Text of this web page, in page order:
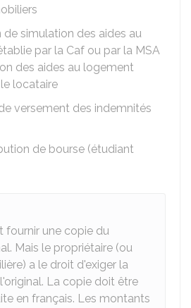
simulation des aides au
par la Caf ou par la MSA
des aides au logement
locataire
versement des indemnités
de bourse (étudiant
fournir une copie du
Mais le propriétaire (ou
a le droit d'exiger la
La copie doit être
en français. Les montants